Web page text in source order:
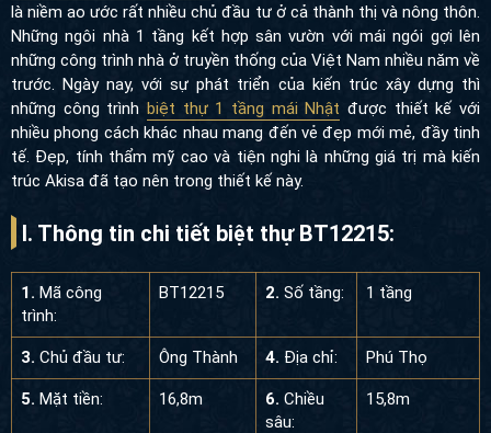
là niềm ao ước rất nhiều chủ đầu tư ở cả thành thị và nông thôn.
Những ngôi nhà 1 tầng kết hợp sân vườn với mái ngói gợi lên
những công trình nhà ở truyền thống của Việt Nam nhiều năm về
trước. Ngày nay, với sự phát triển của kiến trúc xây dựng thì
những công trình biệt thự 1 tầng mái Nhật được thiết kế với
nhiều phong cách khác nhau mang đến vẻ đẹp mới mẻ, đầy tinh
tế. Đẹp, tính thẩm mỹ cao và tiện nghi là những giá trị mà kiến
trúc Akisa đã tạo nên trong thiết kế này.
I. Thông tin chi tiết biệt thự BT12215:
1. Mã công
trình:
BT12215 2. Số tầng: 1 tầng
3. Chủ đầu tư: Ông Thành 4. Địa chỉ: Phú Thọ
5. Mặt tiền: 16,8m 6. Chiều
sâu:
15,8m